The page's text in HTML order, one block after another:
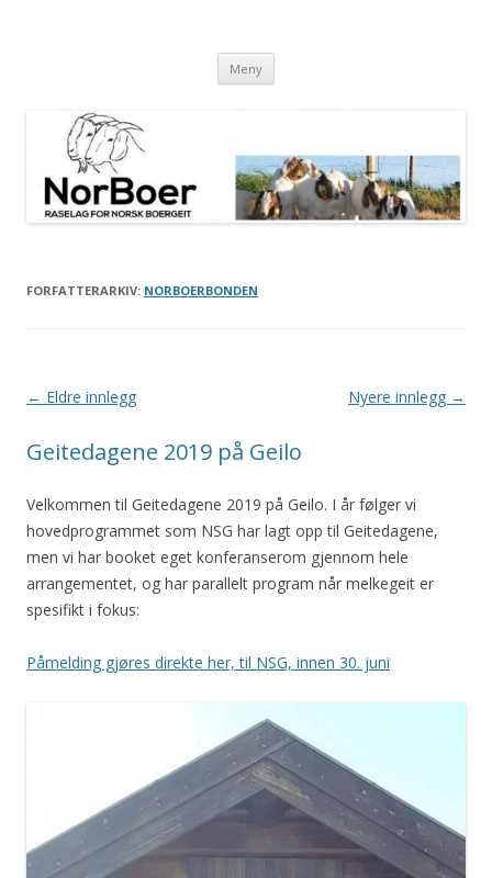
Meny
FORFATTERARKIV: NORBOERBONDEN
Innleggsnavigasjon
← Eldre innlegg Nyere innlegg →
Geitedagene 2019 på Geilo
Velkommen til Geitedagene 2019 på Geilo. I år følger vi
hovedprogrammet som NSG har lagt opp til Geitedagene,
men vi har booket eget konferanserom gjennom hele
arrangementet, og har parallelt program når melkegeit er
spesifikt i fokus:
Påmelding gjøres direkte her, til NSG, innen 30. juni